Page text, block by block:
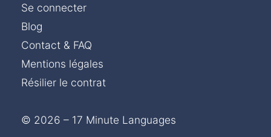
Chat »
Se connecter
Blog
Contact & FAQ
Mentions légales
Résilier le contrat
© 2026 – 17 Minute Languages